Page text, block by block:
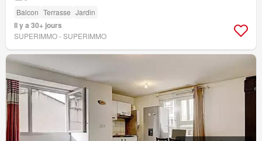
Balcon Terrasse Jardin
Il y a 30+ jours
SUPERIMMO - SUPERIMMO